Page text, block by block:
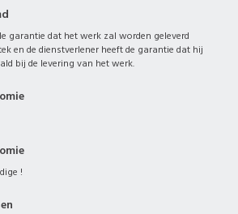
garantie dat het werk zal worden geleverd
en de dienstverlener heeft de garantie dat hij
bij de levering van het werk.
!